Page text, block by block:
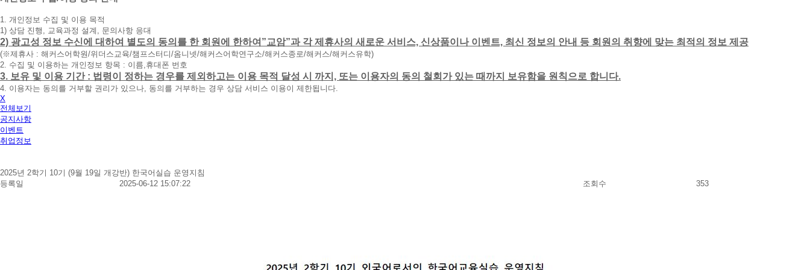
휴
대
폰
번
호
를
입
력
하
시
면
빠
간
내
1. 개인정보 수집 및 이용 목적
1) 상담 진행, 교육과정 설계, 문의사항 응대
2) 광고성 정보 수신에 대하여 별도의 동의를 한 회원에 한하여”교암”과 각 제휴사의 새로운 서비스, 신상품이나 이벤트, 최신 정보의 안내 등 회원의 취향에 맞는 최적의 정보 제공
(※제휴사 : 해커스어학원/위더스교육/챔프스터디/옴니넷/해커스어학연구소/해커스종로/해커스/해커스유학)
2. 수집 및 이용하는 개인정보 항목 : 이름,휴대폰 번호
3. 보유 및 이용 기간 : 법령이 정하는 경우를 제외하고는 이용 목적 달성 시 까지, 또는 이용자의 동의 철회가 있는 때까지 보유함을 원칙으로 합니다.
4. 이용자는 동의를 거부할 권리가 있으나, 동의를 거부하는 경우 상담 서비스 이용이 제한됩니다.
X
전체보기
공지사항
이벤트
취업정보
2025년 2학기 10기 (9월 19일 개강반) 한국어실습 운영지침
등록일
2025-06-12 15:07:22 조회수 353